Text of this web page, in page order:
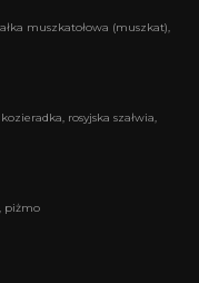
muszkatołowa (muszkat),
rosyjska szałwia,
piżmo